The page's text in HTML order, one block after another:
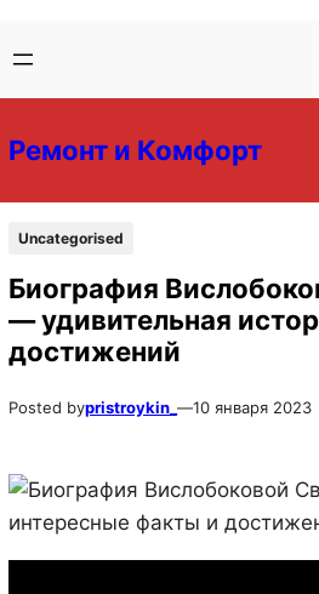
содержимому
содержимому
Ремонт и Комфорт
Uncategorised
Биография
— удивительная
достижений
Posted bypristroykin_ —10 января 2023